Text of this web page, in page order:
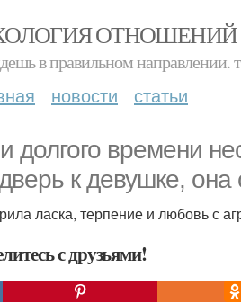
ОТНОШЕНИЙ
в правильном направлении.
новости статьи
долгого времени
к девушке, она
ласка, терпение и любовь с
с друзьями!